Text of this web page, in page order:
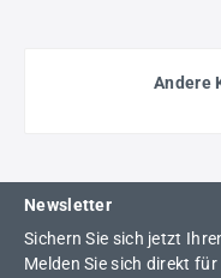
Andere
Newsletter
Sichern Sie sich jetzt
Melden Sie sich direkt